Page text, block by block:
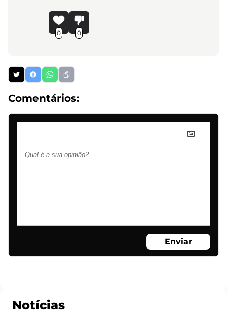
0 0
Comentários:
Enviar
Notícias